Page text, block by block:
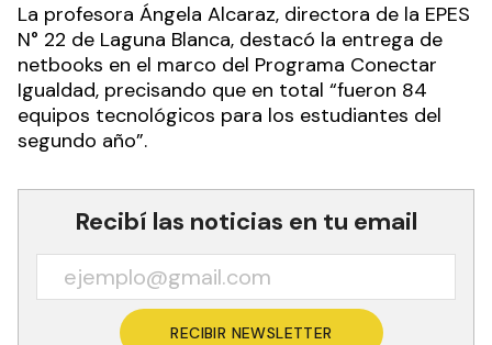
La profesora Ángela Alcaraz, directora de la EPES
N° 22 de Laguna Blanca, destacó la entrega de
netbooks en el marco del Programa Conectar
Igualdad, precisando que en total “fueron 84
equipos tecnológicos para los estudiantes del
segundo año”.
Recibí las noticias en tu email
RECIBIR NEWSLETTER